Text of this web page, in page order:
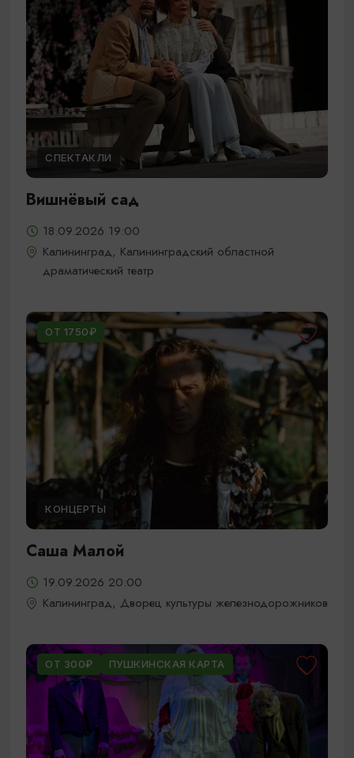
СПЕКТАКЛИ
Вишнёвый сад
18.09.2026 19:00
Калининград, Калининградский областной
драматический театр
ОТ 1750₽
КОНЦЕРТЫ
Саша Малой
19.09.2026 20:00
Калининград, Дворец культуры железнодорожников
ОТ 300₽ ПУШКИНСКАЯ КАРТА